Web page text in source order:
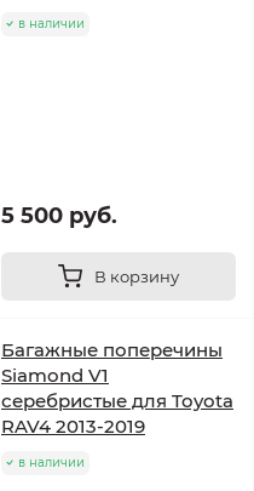
в наличии
5 500 руб.
В корзину
Багажные поперечины
Siamond V1
серебристые для Toyota
RAV4 2013-2019
в наличии